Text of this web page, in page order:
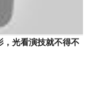
，光看演技就不得不